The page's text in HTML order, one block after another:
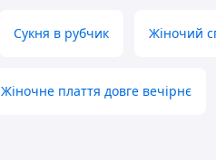
Сукня в рубчик Жіночий
Жіночне плаття довге вечірнє